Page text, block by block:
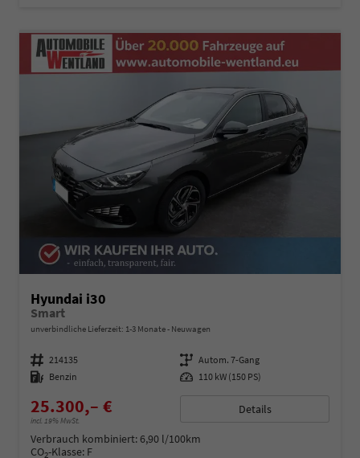
Hyundai i30
Smart
unverbindliche Lieferzeit: 1-3 Monate Neuwagen
Fahrzeugnummer 214135 Getriebe Autom. 7-Gang
Kraftstoff Benzin Leistung 110 kW (150 PS)
25.300,– €
incl. 19% MwSt.
Details
Verbrauch kombiniert:6,90 l/100km
CO2-Klasse: F